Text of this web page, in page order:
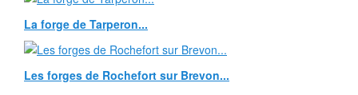
La forge de Tarperon...
Les forges de Rochefort sur Brevon...